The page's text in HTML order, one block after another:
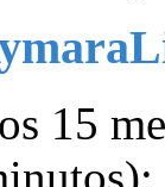
15